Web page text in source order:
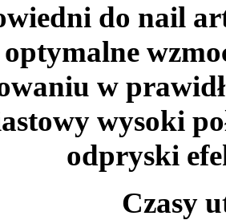
do nail
w
wysoki
odpryski
Czasy